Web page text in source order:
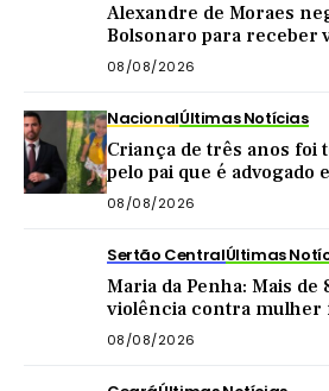
Alexandre de Moraes
Bolsonaro para receber
dia dos pais
08/08/2026
NacionalÚltimas Notícias
Criança de três anos foi
pelo pai que é advogado
pensão
08/08/2026
Sertão CentralÚltimas
Maria da Penha: Mais de
violência contra mulher
no Sertão Central este
08/08/2026